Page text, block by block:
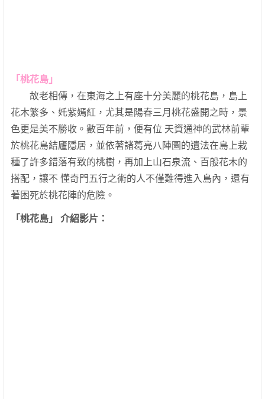
「桃花島」
故老相傳，在東海之上有座十分美麗的桃花島，島上
花木繁多、奼紫嫣紅，尤其是陽春三月桃花盛開之時，景
色更是美不勝收。數百年前，便有位 天資通神的武林前輩
於桃花島結廬隱居，並依著諸葛亮八陣圖的遺法在島上栽
種了許多錯落有致的桃樹，再加上山石泉流、百般花木的
搭配，讓不 懂奇門五行之術的人不僅難得進入島內，還有
著困死於桃花陣的危險。
「桃花島」 介紹影片：